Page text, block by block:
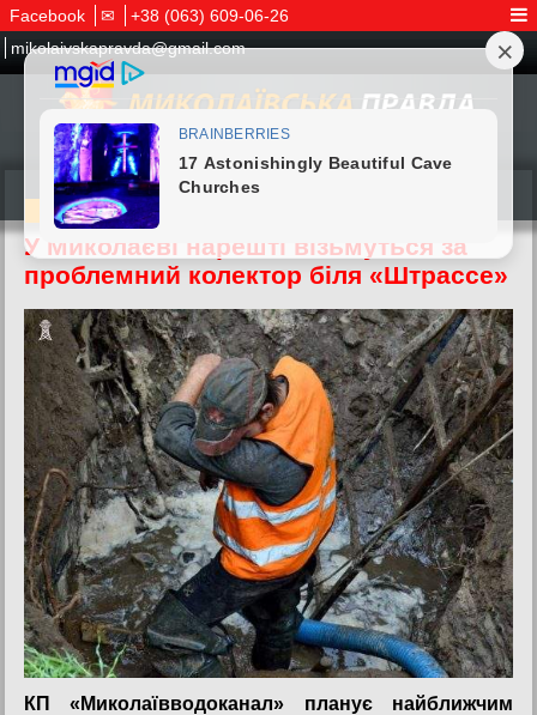
Facebook ✉
+38 (063) 609-06-26
mikolaivskapravda@gmail.com
01.06.2026
У Миколаєві нарешті візьмуться за
проблемний колектор біля «Штрассе»
КП «Миколаївводоканал» планує найближчим